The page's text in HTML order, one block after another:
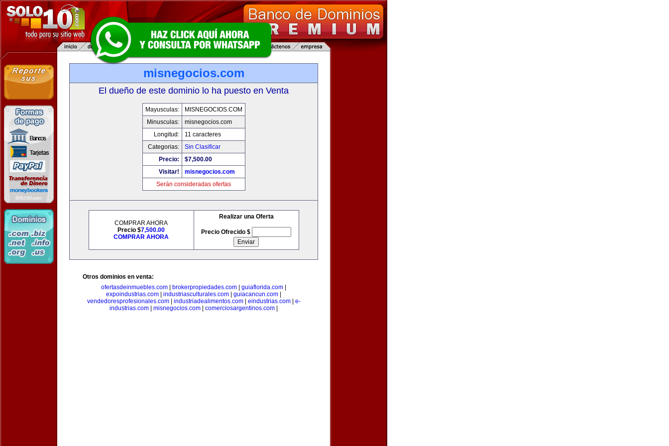
misnegocios.com
El dueño de este dominio lo ha puesto en Venta
Mayusculas:
MISNEGOCIOS.COM
Minusculas:
misnegocios.com
Longitud:
11 caracteres
Categorias:
Sin Clasificar
Precio:
$7,500.00
Visitar!
misnegocios.com
Serán consideradas ofertas
COMPRAR AHORA
Precio $7,500.00
COMPRAR AHORA
Realizar una Oferta
Precio Ofrecido $
Otros dominios en venta:
ofertasdeinmuebles.com
brokerpropiedades.com guiaflorida.com
expoindustrias.com
industriasculturales.com guiacancun.com
vendedoresprofesionales.com| industriadealimentos.com| eindustrias.com| e-
industrias.com
misnegocios.com comerciosargentinos.com